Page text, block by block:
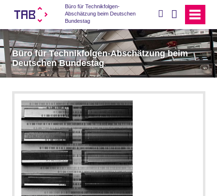
Büro für Technikfolgen-
Abschätzung beim Deutschen
Bundestag
Büro für Technikfolgen-Abschätzung beim
Deutschen Bundestag